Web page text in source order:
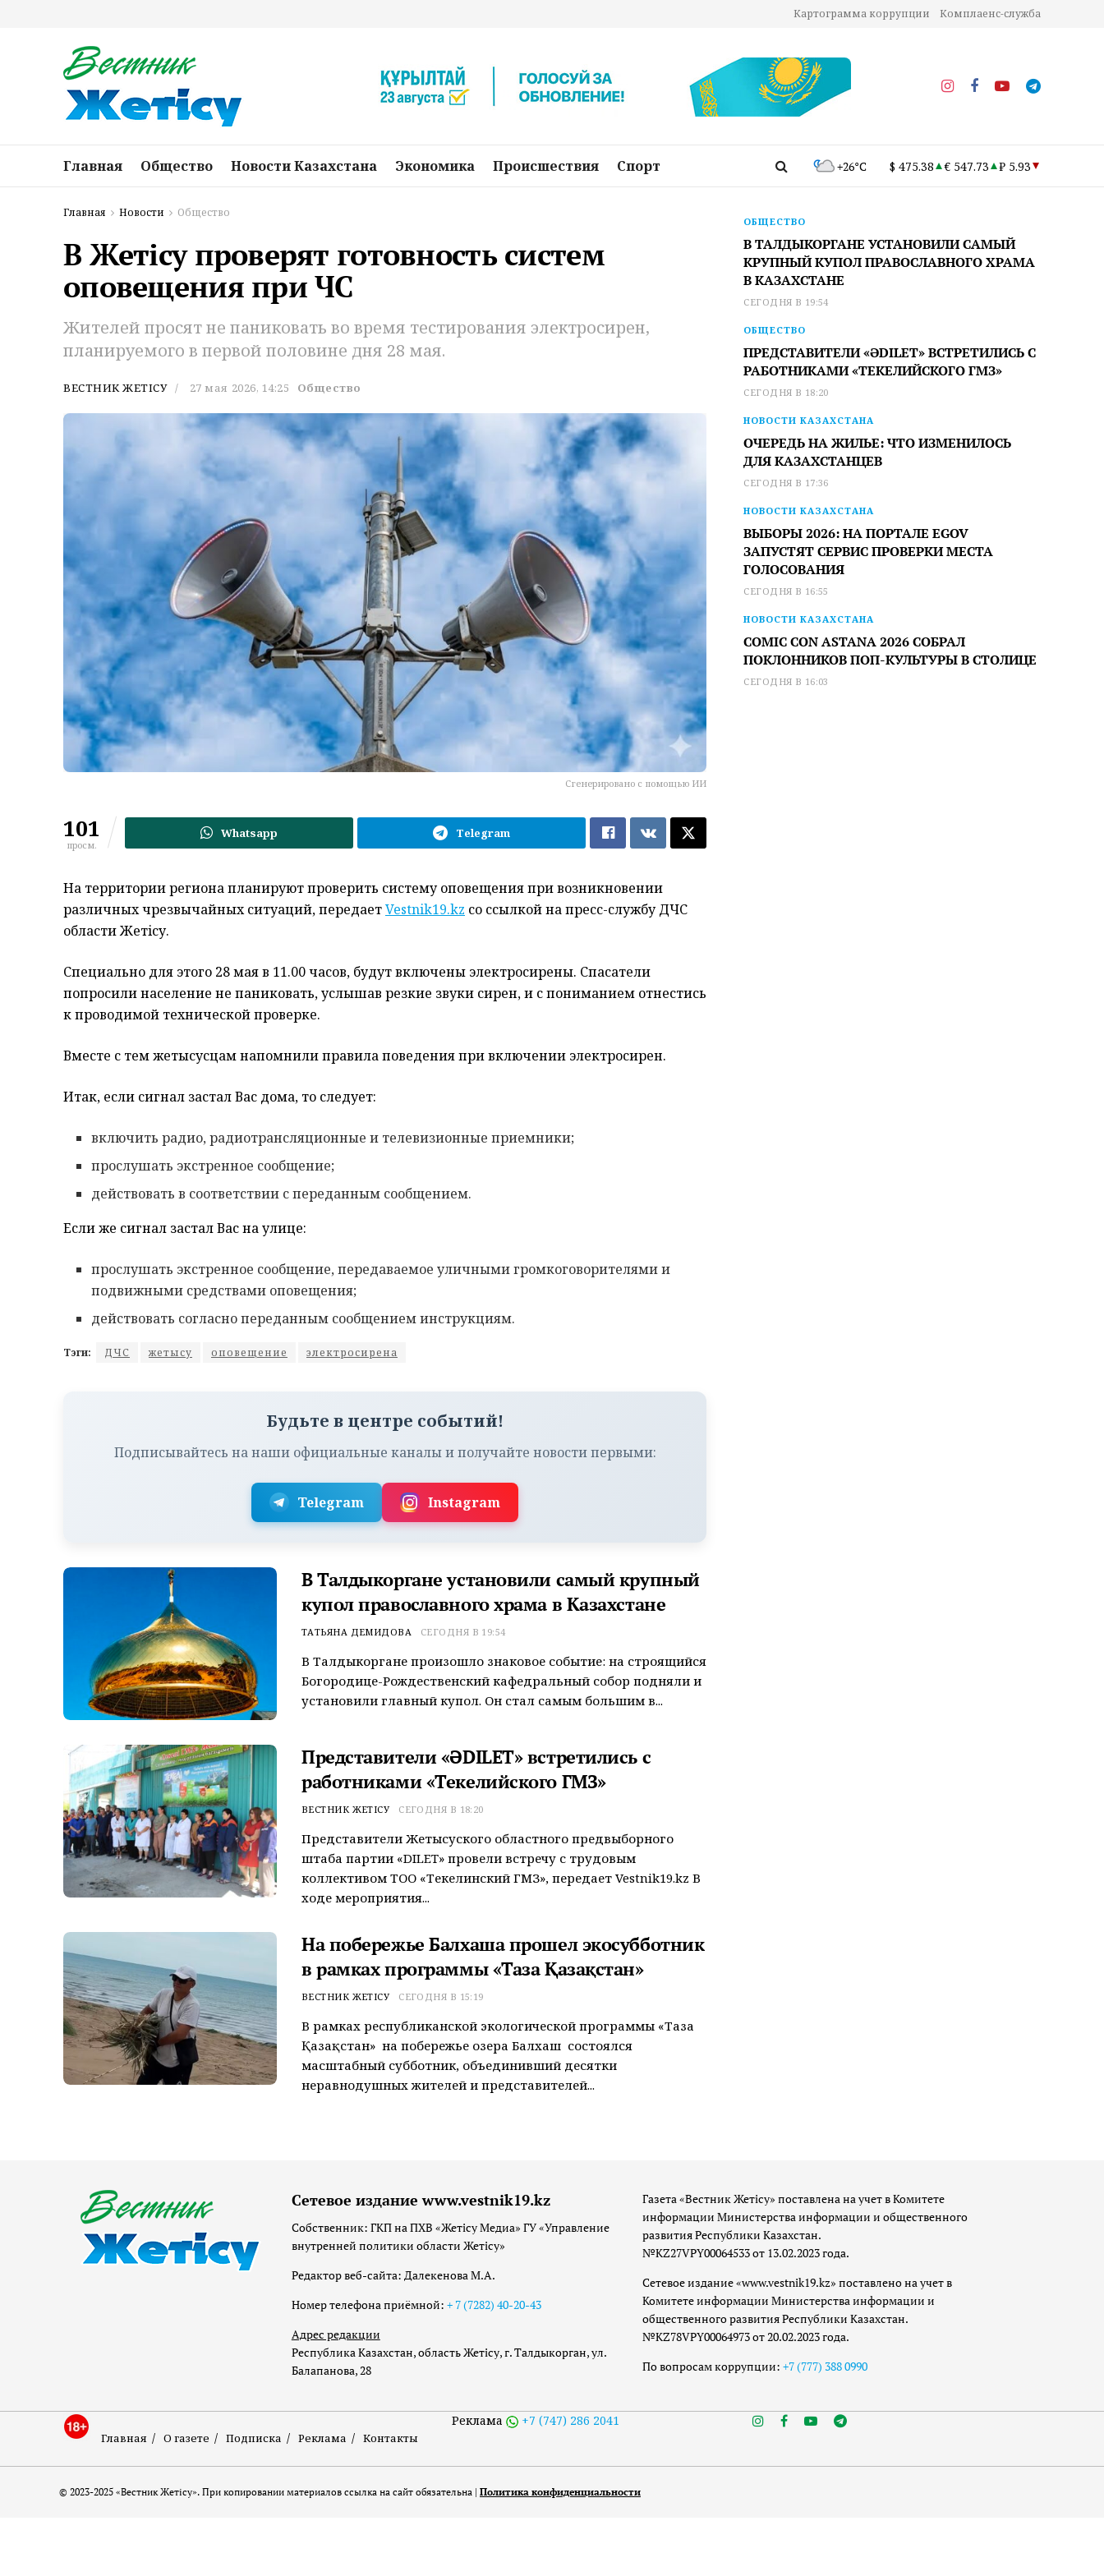
Картограмма коррупции Комплаенс-служба
Главная Общество Новости Казахстана Экономика Происшествия Спорт +26°C $ 475.38 € 547.73 ₽ 5.93
Главная Новости Общество
В Жетісу проверят готовность систем
оповещения при ЧС
Жителей просят не паниковать во время тестирования электросирен,
планируемого в первой половине дня 28 мая.
ВЕСТНИК ЖЕТІСУ 27 мая 2026, 14:25 Общество
Сгенерировано с помощью ИИ
101
просм.
Whatsapp Telegram
На территории региона планируют проверить систему оповещения при возникновении
различных чрезвычайных ситуаций, передаетVestnik19.kz со ссылкой на пресс-службу ДЧС
области Жетiсу.
Специально для этого 28 мая в 11.00 часов, будут включены электросирены. Спасатели
попросили население не паниковать, услышав резкие звуки сирен, и с пониманием отнестись
к проводимой технической проверке.
Вместе с тем жетысусцам напомнили правила поведения при включении электросирен.
Итак, если сигнал застал Вас дома, то следует:
включить радио, радиотрансляционные и телевизионные приемники;
прослушать экстренное сообщение;
действовать в соответствии с переданным сообщением.
Если же сигнал застал Вас на улице:
прослушать экстренное сообщение, передаваемое уличными громкоговорителями и
подвижными средствами оповещения;
действовать согласно переданным сообщением инструкциям.
Тэги: ДЧС жетысу оповещение электросирена
Будьте в центре событий!
Подписывайтесь на наши официальные каналы и получайте новости первыми:
Telegram Instagram
В Талдыкоргане установили самый крупный
купол православного храма в Казахстане
ТАТЬЯНА ДЕМИДОВА СЕГОДНЯ В 19:54
В Талдыкоргане произошло знаковое событие: на строящийся
Богородице-Рождественский кафедральный собор подняли и
установили главный купол. Он стал самым большим в...
Представители «ӘDILET» встретились с
работниками «Текелийского ГМЗ»
ВЕСТНИК ЖЕТІСУ СЕГОДНЯ В 18:20
Представители Жетысуского областного предвыборного
штаба партии «ӘDILET» провели встречу с трудовым
коллективом ТОО «Текелинский ГМЗ», передает Vestnik19.kz В
ходе мероприятия...
На побережье Балхаша прошел экосубботник
в рамках программы «Таза Қазақстан»
ВЕСТНИК ЖЕТІСУ СЕГОДНЯ В 15:19
В рамках республиканской экологической программы «Таза
Қазақстан» на побережье озера Балхаш состоялся
масштабный субботник, объединивший десятки
неравнодушных жителей и представителей...
ОБЩЕСТВО
В ТАЛДЫКОРГАНЕ УСТАНОВИЛИ САМЫЙ
КРУПНЫЙ КУПОЛ ПРАВОСЛАВНОГО ХРАМА
В КАЗАХСТАНЕ
СЕГОДНЯ В 19:54
ОБЩЕСТВО
ПРЕДСТАВИТЕЛИ «ӘDILET» ВСТРЕТИЛИСЬ С
РАБОТНИКАМИ «ТЕКЕЛИЙСКОГО ГМЗ»
СЕГОДНЯ В 18:20
НОВОСТИ КАЗАХСТАНА
ОЧЕРЕДЬ НА ЖИЛЬЕ: ЧТО ИЗМЕНИЛОСЬ
ДЛЯ КАЗАХСТАНЦЕВ
СЕГОДНЯ В 17:36
НОВОСТИ КАЗАХСТАНА
ВЫБОРЫ 2026: НА ПОРТАЛЕ EGOV
ЗАПУСТЯТ СЕРВИС ПРОВЕРКИ МЕСТА
ГОЛОСОВАНИЯ
СЕГОДНЯ В 16:55
НОВОСТИ КАЗАХСТАНА
COMIC CON ASTANA 2026 СОБРАЛ
ПОКЛОННИКОВ ПОП-КУЛЬТУРЫ В СТОЛИЦЕ
СЕГОДНЯ В 16:03
Сетевое издание www.vestnik19.kz
Собственник: ГКП на ПХВ «Жетісу Медиа» ГУ «Управление
внутренней политики области Жетісу»
Редактор веб-сайта: Далекенова М.А.
Номер телефона приёмной: + 7 (7282) 40-20-43
Адрес редакции
Республика Казахстан, область Жетісу, г. Талдыкорган, ул.
Балапанова, 28
Газета «Вестник Жетісу» поставлена на учет в Комитете
информации Министерства информации и общественного
развития Республики Казахстан.
№KZ27VPY00064533 от 13.02.2023 года.
Сетевое издание «www.vestnik19.kz» поставлено на учет в
Комитете информации Министерства информации и
общественного развития Республики Казахстан.
№KZ78VPY00064973 от 20.02.2023 года.
По вопросам коррупции: +7 (777) 388 0990
Главная О газете Подписка Реклама Контакты
Реклама +7 (747) 286 2041
© 2023-2025 «Вестник Жетісу». При копировании материалов ссылка на сайт обязательна | Политика конфиденциальности